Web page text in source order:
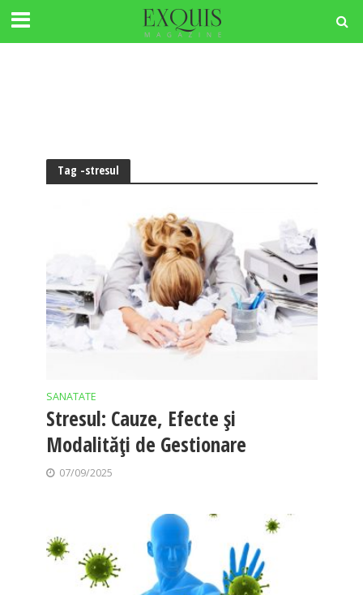
Tag -stresul
SANATATE
Stresul: Cauze, Efecte și
Modalități de Gestionare
07/09/2025